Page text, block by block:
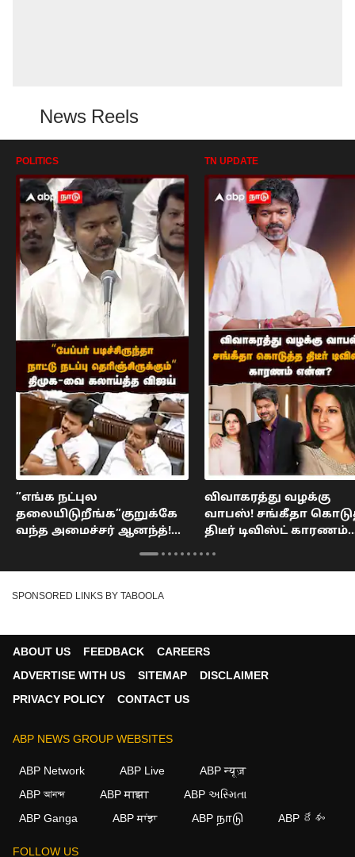
News Reels
POLITICS
”எங்க நட்புல
தலையிடுறீங்க”குறுக்கே
வந்த அமைச்சர் ஆனந்த்!
TN UPDATE
விவாகரத்து வழக்கு
வாபஸ்! சங்கீதா
திடீர் டிவிஸ்ட் காரணம்
SPONSORED LINKS BY TABOOLA
ABOUT US FEEDBACK
CAREERS
ADVERTISE WITH US
SITEMAP
DISCLAIMER
PRIVACY POLICY
CONTACT US
ABP NEWS GROUP WEBSITES
ABP Network ABP Live
ABP न्यूज़
ABP আনন্দ
ABP माझा
ABP અસ્મિતા
ABP Ganga
ABP ਸਾਂਝਾ ABP நாடு ABP దేశం
FOLLOW US